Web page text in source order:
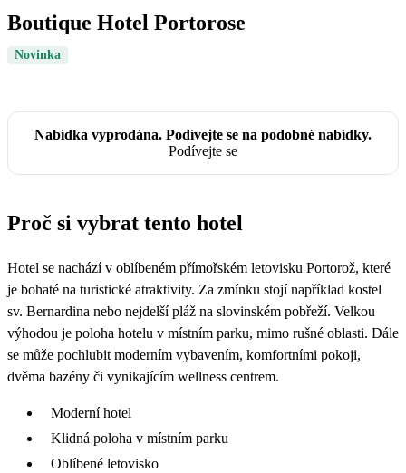
Boutique Hotel Portorose
Novinka
Nabídka vyprodána. Podívejte se na podobné nabídky.
Podívejte se
Proč si vybrat tento hotel
Hotel se nachází v oblíbeném přímořském letovisku Portorož, které
je bohaté na turistické atraktivity. Za zmínku stojí například kostel
sv. Bernardina nebo nejdelší pláž na slovinském pobřeží. Velkou
výhodou je poloha hotelu v místním parku, mimo rušné oblasti. Dále
se může pochlubit moderním vybavením, komfortními pokoji,
dvěma bazény či vynikajícím wellness centrem.
Moderní hotel
Klidná poloha v místním parku
Oblíbené letovisko